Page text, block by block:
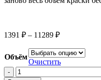
1391 ₽ – 11289 ₽Диапазон
1391 ₽
–
Объём
Очистить
Количество